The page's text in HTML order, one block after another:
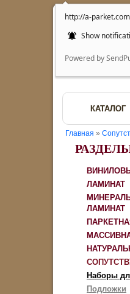
http://a-
Show
Powered by
КАТАЛОГ
Главная »
ЛАМИНАТ
ЛАМИНАТ
Наборы
Подложки